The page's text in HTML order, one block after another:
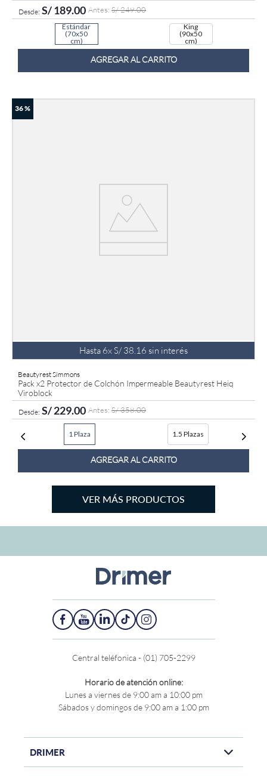
S/189.00 S/249.00
Estándar
(70x50
cm)
King
(90x50
cm)
AGREGAR AL CARRITO
36 %
Hasta 6xS/ 38 16 sin interés
Beautyrest Simmons
Pack x2 Protector de Colchón Impermeable Beautyrest Heiq
Viroblock
S/229.00 S/358.00
1 Plaza 1.5 Plazas
AGREGAR AL CARRITO
Central teléfonica - (01) 705-2299
Horario de atención online:
Lunes a viernes de 9:00 am a 10:00 pm
Sábados y domingos de 9:00 am a 1:00 pm
DRIMER